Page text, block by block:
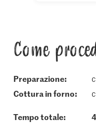
Come
Preparazione:
cottura in forno:
Tempo totale: